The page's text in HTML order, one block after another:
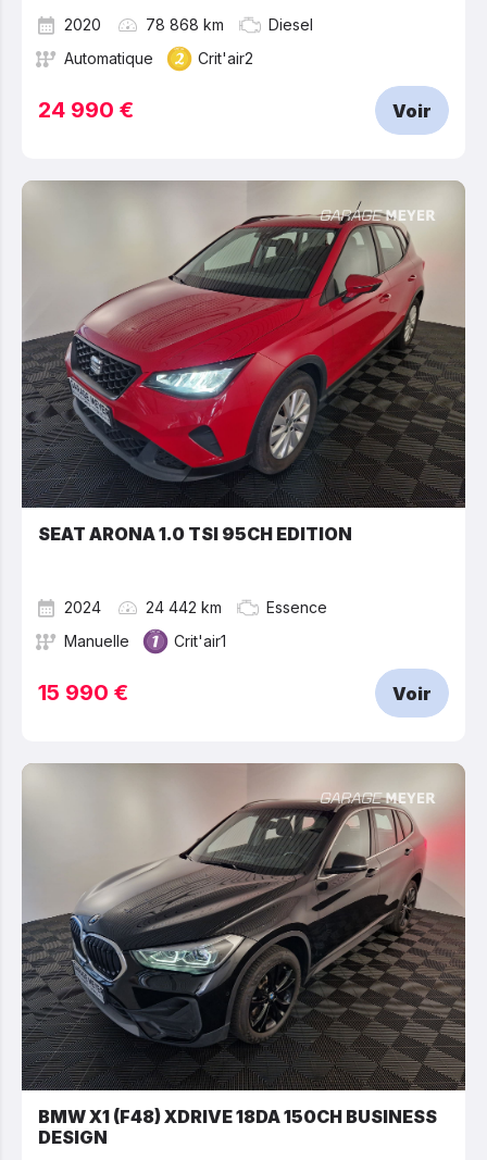
2020 78 868 km
Diesel
Automatique
Crit'air2
24 990 € Voir
SEAT ARONA 1.0 TSI 95CH EDITION
2024 24 442 km
Essence
Manuelle
Crit'air1
15 990 € Voir
BMW X1 (F48) XDRIVE 18DA 150CH BUSINESS
DESIGN